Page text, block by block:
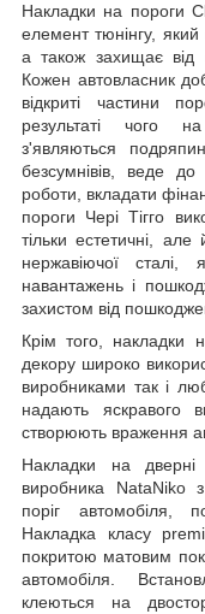
Накладки на пороги
елемент тюнінгу, який
а також захищає від
Кожен автовласник
відкриті частини
результаті чого
з'являються
безсумнівів, веде до
роботи, вкладати
пороги Чері Тігго
тільки естетичні,
нержавіючої
навантажень і
захистом від
Крім того,
декору широко
виробниками так і
надають яскравого
створюють враження
Накладки на дверні
виробника NataNiko
поріг автомобіля,
Накладка класу
покритою матовим
автомобіля.
клеються на